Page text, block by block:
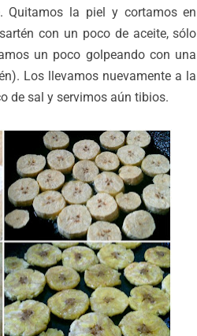
Quitamos la piel y cortamos en
con un poco de aceite, sólo
un poco golpeando con una
Los llevamos nuevamente a la
de sal y servimos aún tibios.